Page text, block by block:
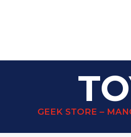
GEEK STORE –